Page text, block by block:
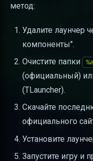
метод:
Удалите лаунчер
компоненты".
Очистите папки
(официальный)
(TLauncher).
Скачайте
официального
Установите
Запустите игру и